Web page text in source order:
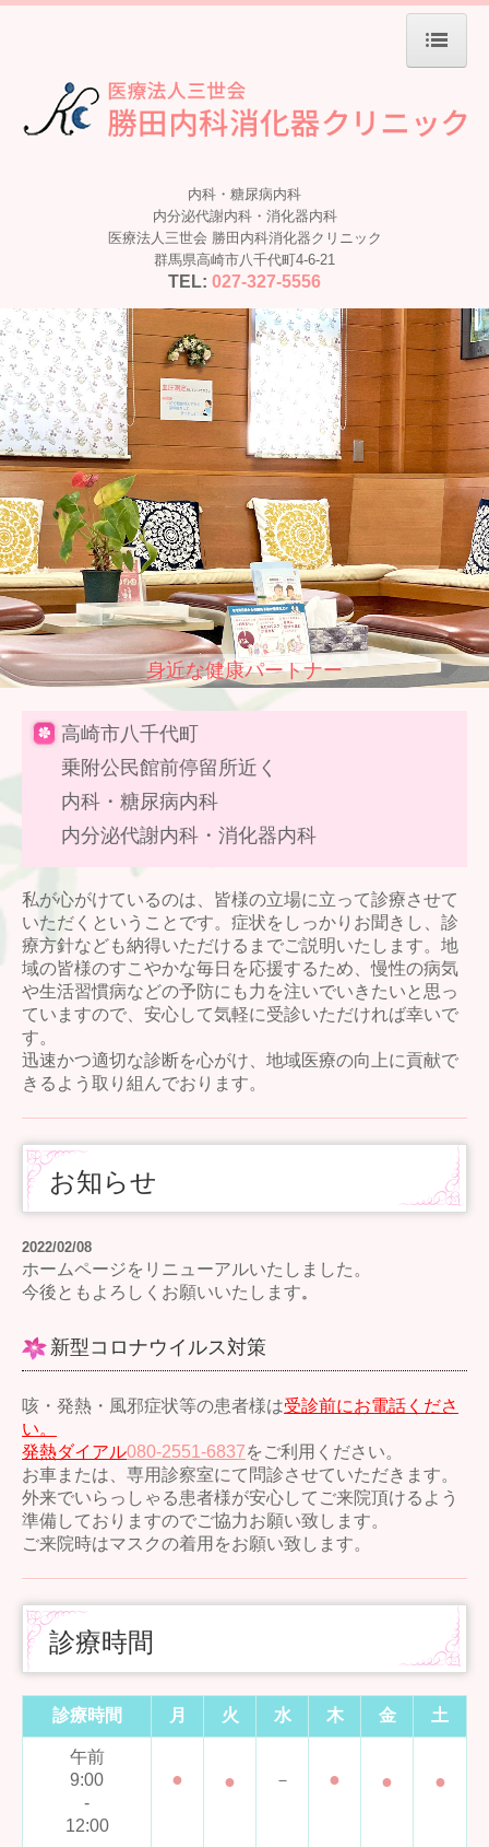
ホーム
当院の設備
地図、交通案内
個人情報保護方針
内科・糖尿病内科
内分泌代謝内科・消化器内科
医療法人三世会 勝田内科消化器クリニック
群馬県高崎市八千代町4-6-21
TEL: 027-327-5556
身近な健康パートナー
高崎市八千代町
乗附公民館前停留所近く
内科・糖尿病内科
内分泌代謝内科・ 消化器内科
私が心がけているのは、皆様の立場に立って診療させて
いただくということです。症状をしっかりお聞きし、診
療方針なども納得いただけるまでご説明いたします。地
域の皆様のすこやかな毎日を応援するため、慢性の病気
や生活習慣病などの予防にも力を注いでいきたいと思っ
ていますので、安心して気軽に受診いただければ幸いで
す。
迅速かつ適切な診断を心がけ、地域医療の向上に貢献で
きるよう取り組んでおります。
お知らせ
2022/02/08
ホームページをリニューアルいたしました。
今後ともよろしくお願いいたします。
新型コロナウイルス対策
咳・発熱・風邪症状等の患者様は受診前にお電話くださ
い。
発熱ダイアル080-2551-6837をご利用ください。
お車または、専用診察室にて問診させていただきます。
外来でいらっしゃる患者様が安心してご来院頂けるよう
準備しておりますのでご協力お願い致します。
ご来院時はマスクの着用をお願い致します。
診療時間
診療時間 月 火 水 木 金 土
午前
9:00
-
12:00
● ● － ● ● ●